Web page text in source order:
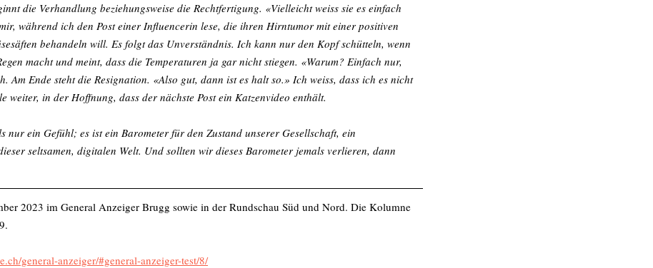
die Verhandlung beziehungsweise die Rechtfertigung. «Vielleicht weiss sie es einfach
während ich den Post einer Influencerin lese, die ihren Hirntumor mit einer positiven
behandeln will. Es folgt das Unverständnis. Ich kann nur den Kopf schütteln, wenn
macht und meint, dass die Temperaturen ja gar nicht stiegen. «Warum? Einfach nur,
Am Ende steht die Resignation. «Also gut, dann ist es halt so.» Ich weiss, dass ich es nicht
weiter, in der Hoffnung, dass der nächste Post ein Katzenvideo enthält.
nur ein Gefühl; es ist ein Barometer für den Zustand unserer Gesellschaft, ein
seltsamen, digitalen Welt. Und sollten wir dieses Barometer jemals verlieren, dann
2023 im General Anzeiger Brugg sowie in der Rundschau Süd und Nord. Die Kolumne
general-anzeiger/#general-anzeiger-test/8/